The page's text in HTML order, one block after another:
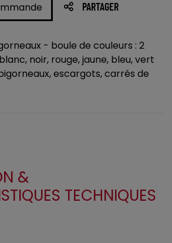
PARTAGER
- boule de couleurs : 2
noir, rouge, jaune, bleu, vert
escargots, carrés de
&
TECHNIQUES